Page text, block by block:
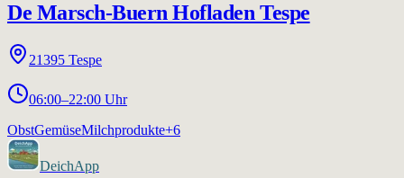
De Marsch-Buern Hofladen Tespe
21395 Tespe
06:00–22:00 Uhr
ObstGemüseMilchprodukte+6
DeichApp